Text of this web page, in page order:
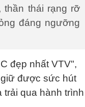
thần thái rạng rỡ
đáng ngưỡng